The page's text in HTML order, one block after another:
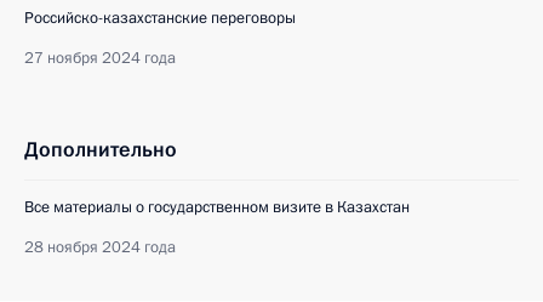
Российско-казахстанские переговоры
27 ноября 2024 года
Дополнительно
Все материалы о государственном визите в Казахстан
28 ноября 2024 года